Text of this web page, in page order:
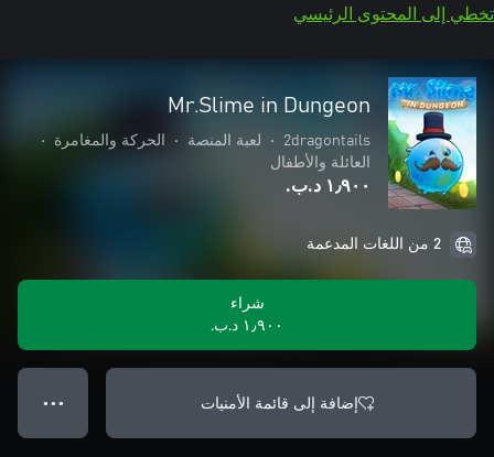
تخطي إلى المحتوى الرئيسي
Mr.Slime in Dungeon
2dragontails
• لعبة المنصة • الحركة والمغامرة
•
العائلة والأطفال
١٫٩٠٠ د.ب.‏
2 من اللغات المدعمة
شراء
١٫٩٠٠ د.ب.‏
إضافة إلى قائمة الأمنيات ● ● ●